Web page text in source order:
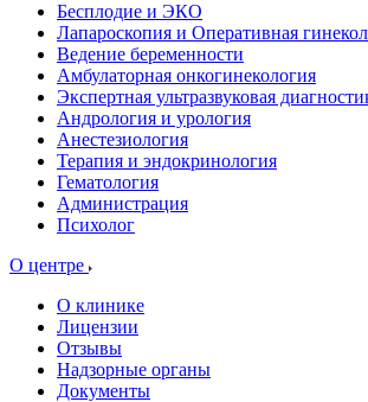
Бесплодие и ЭКО
Лапароскопия и Оперативная
Ведение беременности
Амбулаторная онкогинекология
Экспертная ультразвуковая
Андрология и урология
Анестезиология
Терапия и эндокринология
Гематология
Администрация
Психолог
О центре
О клинике
Лицензии
Отзывы
Надзорные органы
Документы